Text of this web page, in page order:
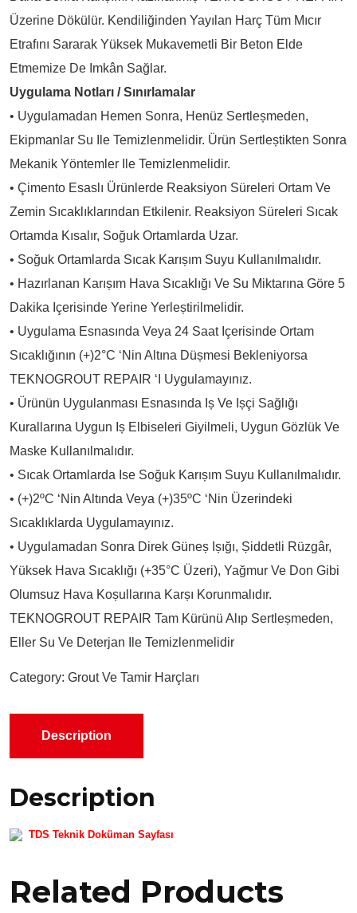
Üzerine Dökülür. Kendiliğinden Yayılan Harç Tüm Mıcır
Etrafını Sararak Yüksek Mukavemetli Bir Beton Elde
Etmemize De Imkân Sağlar.
Uygulama Notları / Sınırlamalar
• Uygulamadan Hemen Sonra, Henüz Sertleșmeden,
Ekipmanlar Su Ile Temizlenmelidir. Ürün Sertleștikten Sonra
Mekanik Yöntemler Ile Temizlenmelidir.
• Çimento Esaslı Ürünlerde Reaksiyon Süreleri Ortam Ve
Zemin Sıcaklıklarından Etkilenir. Reaksiyon Süreleri Sıcak
Ortamda Kısalır, Soğuk Ortamlarda Uzar.
• Soğuk Ortamlarda Sıcak Karıșım Suyu Kullanılmalıdır.
• Hazırlanan Karıșım Hava Sıcaklığı Ve Su Miktarına Göre 5
Dakika Içerisinde Yerine Yerleștirilmelidir.
• Uygulama Esnasında Veya 24 Saat Içerisinde Ortam
Sıcaklığının (+)2°C ‘nin Altına Düșmesi Bekleniyorsa
TEKNOGROUT REPAIR ‘i Uygulamayınız.
• Ürünün Uygulanması Esnasında Iș Ve Ișçi Sağlığı
Kurallarına Uygun Iș Elbiseleri Giyilmeli, Uygun Gözlük Ve
Maske Kullanılmalıdır.
• Sıcak Ortamlarda Ise Soğuk Karıșım Suyu Kullanılmalıdır.
• (+)2ºC ‘nin Altında Veya (+)35ºC ‘nin Üzerindeki
Sıcaklıklarda Uygulamayınız.
• Uygulamadan Sonra Direk Güneș Ișığı, Șiddetli Rüzgâr,
Yüksek Hava Sıcaklığı (+35°C Üzeri), Yağmur Ve Don Gibi
Olumsuz Hava Koșullarına Karșı Korunmalıdır.
TEKNOGROUT REPAIR Tam Kürünü Alıp Sertleșmeden,
Eller Su Ve Deterjan Ile Temizlenmelidir
Category: Grout Ve Tamir Harçları
Description
Description
TDS Teknik Doküman Sayfası
Related Products